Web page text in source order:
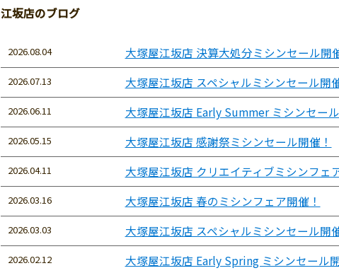
江坂店のブログ
2026.08.04 大塚屋江坂店 決算大処分ミシンセール開
2026.07.13 大塚屋江坂店 スペシャルミシンセール開
2026.06.11 大塚屋江坂店 Early Summer ミシンセー
2026.05.15 大塚屋江坂店 感謝祭ミシンセール開催！
2026.04.11 大塚屋江坂店 クリエイティブミシンフェ
2026.03.16 大塚屋江坂店 春のミシンフェア開催！
2026.03.03 大塚屋江坂店 スペシャルミシンセール開
2026.02.12 大塚屋江坂店 Early Spring ミシンセール